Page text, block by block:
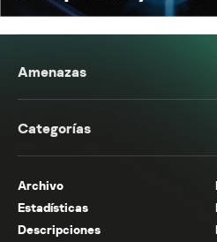
Amenazas
Categorías
Archivo
Estadísticas
Descripciones